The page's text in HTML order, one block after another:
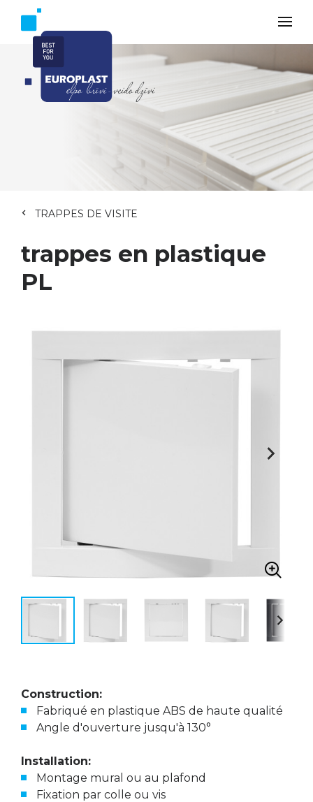
TRAPPES DE VISITE
trappes en plastique
PL
Construction:
Fabriqué en plastique ABS de haute qualité
Angle d'ouverture jusqu'à 130°
Installation:
Montage mural ou au plafond
Fixation par colle ou vis